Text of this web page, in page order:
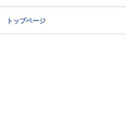
トップページ